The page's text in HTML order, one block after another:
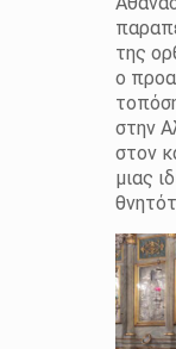
της
ο
στην
στον
μιας